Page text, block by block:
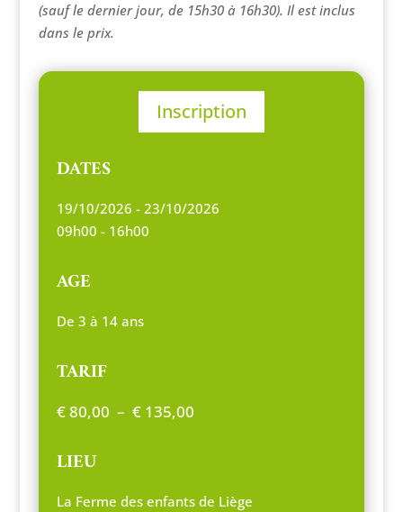
(sauf le dernier jour, de 15h30 à 16h30). Il est inclus
dans le prix.
Inscription
DATES
19/10/2026 - 23/10/2026
09h00 - 16h00
AGE
De 3 à 14 ans
TARIF
€80,00 – €135,00Plage
à
LIEU
La Ferme des enfants de Liège